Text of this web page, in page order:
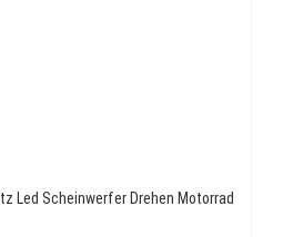
Led Scheinwerfer Drehen Motorrad